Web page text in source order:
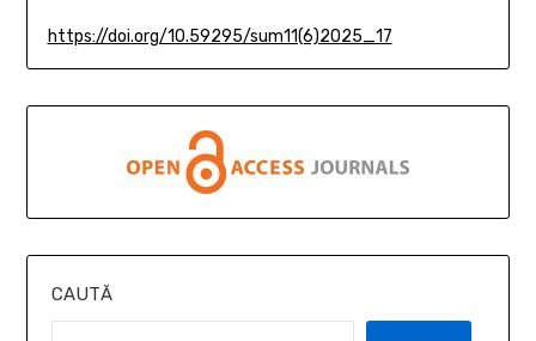
https://doi.org/10.59295/sum11(6)2025_17
CAUTĂ